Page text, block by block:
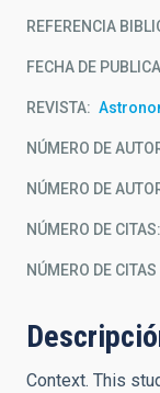
REFERENCIA
FECHA DE
REVISTA
NÚMERO DE
NÚMERO DE
NÚMERO DE CITAS
NÚMERO DE
Context. This